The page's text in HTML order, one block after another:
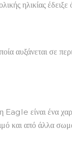
ηλικίας
αυξάνεται σε
Eagle είναι ένα
και από άλλα